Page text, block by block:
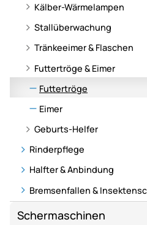
Kälber-Wärmelampen
Stallüberwachung
Tränkeeimer & Flaschen
Futtertröge & Eimer
Futtertröge
Eimer
Geburts-Helfer
Rinderpflege
Halfter & Anbindung
Bremsenfallen &
Schermaschinen